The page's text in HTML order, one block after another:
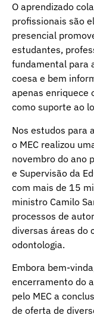
O aprendizado
profissionais são
presencial
estudantes,
fundamental para
coesa e bem
apenas enriquece
como suporte ao
Nos estudos para
o MEC realizou
novembro do ano
e Supervisão da
com mais de 15
ministro Camilo
processos de
diversas áreas do
odontologia.
Embora bem-
encerramento do
pelo MEC a
de oferta de